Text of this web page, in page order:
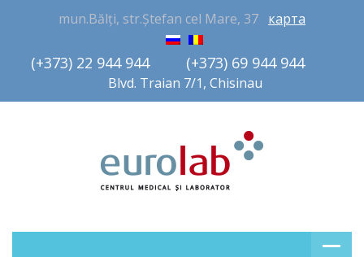
mun.Bălți, str.Ștefan cel Mare, 37 карта
(+373) 22 944 944         (+373) 69 944 944
Blvd. Traian 7/1, Chisinau